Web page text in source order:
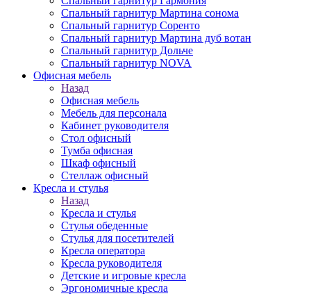
Спальный гарнитур Мартина сонома
Спальный гарнитур Соренто
Спальный гарнитур Мартина дуб вотан
Спальный гарнитур Дольче
Спальный гарнитур NOVA
Офисная мебель
Назад
Офисная мебель
Мебель для персонала
Кабинет руководителя
Стол офисный
Тумба офисная
Шкаф офисный
Стеллаж офисный
Кресла и стулья
Назад
Кресла и стулья
Стулья обеденные
Стулья для посетителей
Кресла оператора
Кресла руководителя
Детские и игровые кресла
Эргономичные кресла